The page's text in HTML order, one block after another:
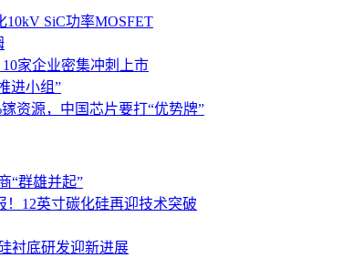
10kV SiC功率MOSFET
家企业密集冲刺上市
进小组”
资源，中国芯片要打“优势牌”
“群雄并起”
！12英寸碳化硅再迎技术突破
衬底研发迎新进展